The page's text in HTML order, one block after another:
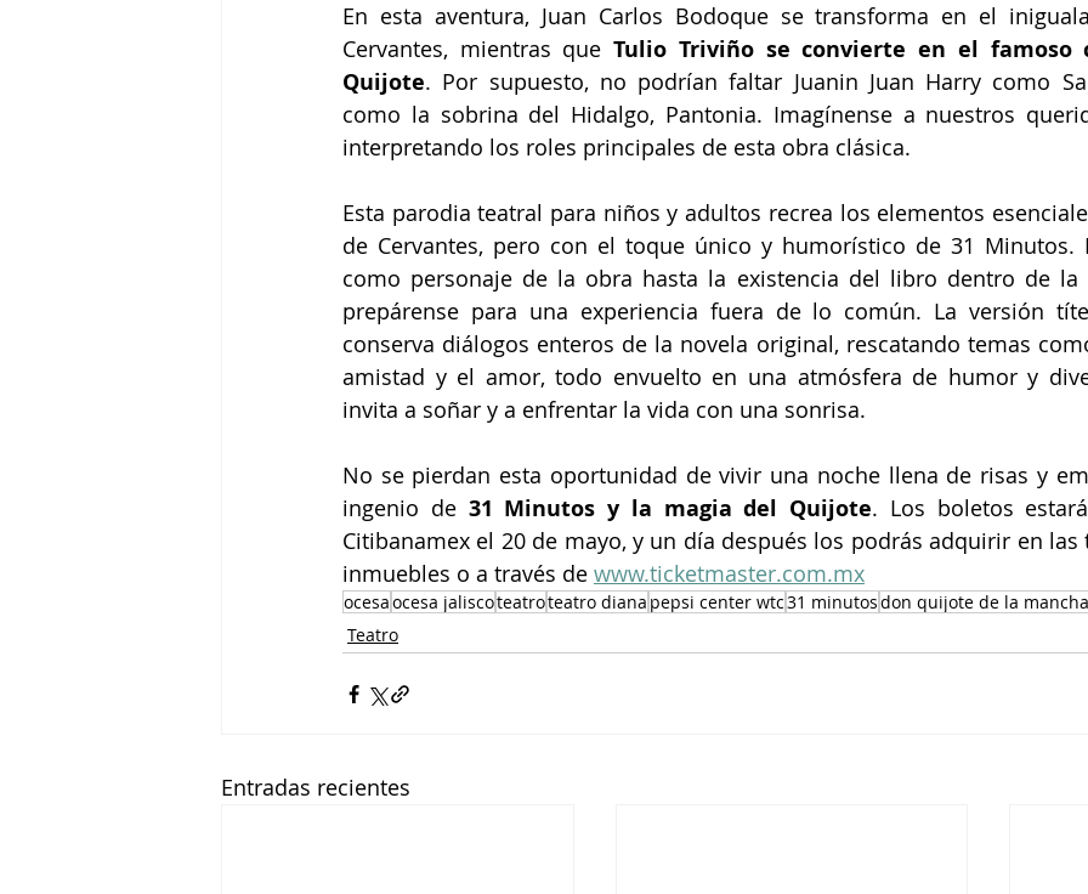
En esta aventura, Juan Carlos Bodoque se transforma en el
Cervantes, mientras que Tulio Triviño se convierte en el famoso
Quijote. Por supuesto, no podrían faltar Juanin Juan Harry como
como la sobrina del Hidalgo, Pantonia. Imagínense a nuestros
interpretando los roles principales de esta obra clásica.
Esta parodia teatral para niños y adultos recrea los elementos
de Cervantes, pero con el toque único y humorístico de 31 Minutos.
como personaje de la obra hasta la existencia del libro dentro de la
prepárense para una experiencia fuera de lo común. La versión
conserva diálogos enteros de la novela original, rescatando temas
amistad y el amor, todo envuelto en una atmósfera de humor y
invita a soñar y a enfrentar la vida con una sonrisa.
No se pierdan esta oportunidad de vivir una noche llena de risas y
ingenio de 31 Minutos y la magia del Quijote. Los boletos
Citibanamex el 20 de mayo, y un día después los podrás adquirir en
inmuebles o a través de www.ticketmaster.com.mx
ocesaocesa jaliscoteatroteatro diana pepsi center wtc31 minutosdon quijote de la mancha
Teatro
Entradas recientes